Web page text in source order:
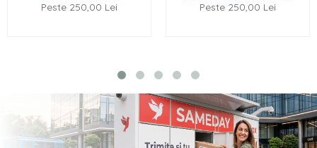
Peste 250,00 Lei Peste 250,00 Lei